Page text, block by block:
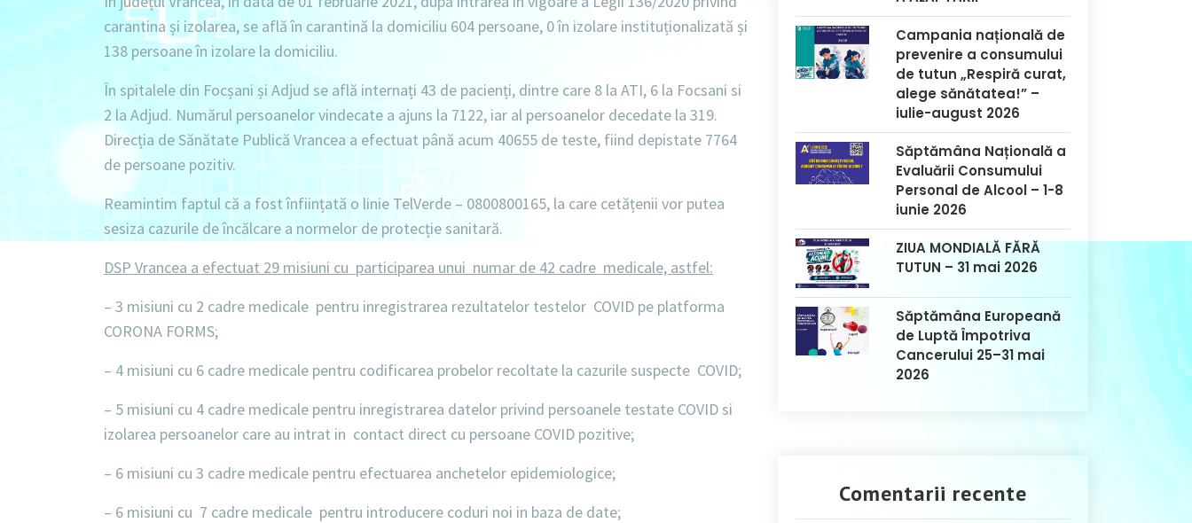
carantina și izolarea, se află în carantină la domiciliu 604 persoane, 0în izolare instituționalizată și
138 persoane în izolare la domiciliu.
În spitalele din Focșani și Adjud se află internați 43 de pacienți, dintre care 8 la ATI, 6 la Focsani si
2 la Adjud. Numărul persoanelor vindecate a ajuns la 7122, iar al persoanelor decedate la 319.
Direcția de Sănătate Publică Vrancea a efectuat până acum 40655 de teste, fiind depistate 7764
de persoane pozitiv.
Reamintim faptul că a fost înființată o linie TelVerde – 0800800165, la care cetățenii vor putea
sesiza cazurile de încălcare a normelor de protecție sanitară.
DSP Vrancea a efectuat 29 misiuni cu participarea unui numar de 42 cadre medicale, astfel:
– 3 misiuni cu 2 cadre medicale pentru inregistrarea rezultatelor testelor COVID pe platforma
CORONA FORMS;
– 4 misiuni cu 6 cadre medicale pentru codificarea probelor recoltate la cazurile suspecte COVID;
– 5 misiuni cu 4 cadre medicale pentru inregistrarea datelor privind persoanele testate COVID si
izolarea persoanelor care au intrat in contact direct cu persoane COVID pozitive;
– 6 misiuni cu 3 cadre medicale pentru efectuarea anchetelor epidemiologice;
– 6 misiuni cu 7 cadre medicale pentru introducere coduri noi in baza de date;
Campania națională de
prevenire a consumului
de tutun „Respiră curat,
alege sănătatea!” –
iulie-august 2026
Săptămâna Națională a
Evaluării Consumului
Personal de Alcool – 1-8
iunie 2026
ZIUA MONDIALĂ FĂRĂ
TUTUN – 31 mai 2026
Săptămâna Europeană
de Luptă Împotriva
Cancerului 25–31 mai
2026
Comentarii recente